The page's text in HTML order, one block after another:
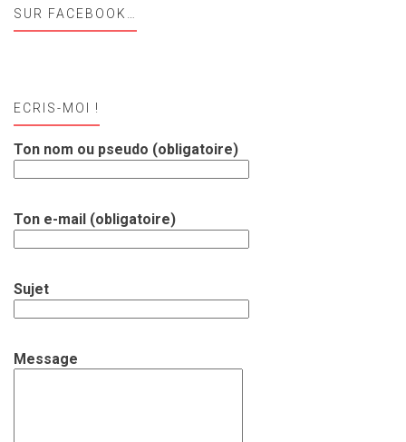
SUR FACEBOOK…
ECRIS-MOI !
Ton nom ou pseudo (obligatoire)
Ton e-mail (obligatoire)
Sujet
Message